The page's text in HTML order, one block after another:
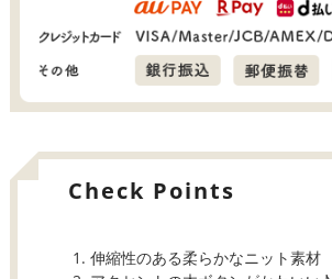
Check Points
伸縮性のある柔らかなニット素材